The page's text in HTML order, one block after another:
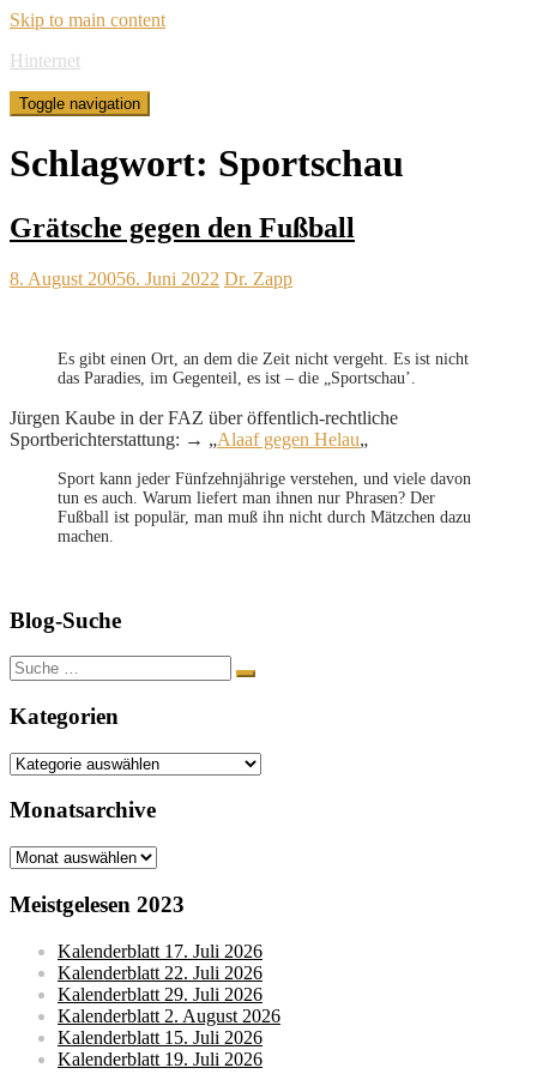
Skip to main content
Hinternet
Toggle navigation
Schlagwort: Sportschau
Grätsche gegen den Fußball
8. August 20056. Juni 2022 Dr. Zapp
Es gibt einen Ort, an dem die Zeit nicht vergeht. Es ist nicht
das Paradies, im Gegenteil, es ist – die „Sportschau’.
Jürgen Kaube in der FAZ über öffentlich-rechtliche
Sportberichterstattung: → „Alaaf gegen Helau„
Sport kann jeder Fünfzehnjährige verstehen, und viele davon
tun es auch. Warum liefert man ihnen nur Phrasen? Der
Fußball ist populär, man muß ihn nicht durch Mätzchen dazu
machen.
Blog-Suche
Suche
nach:
Kategorien
Kategorien
Monatsarchive
Monatsarchive
Meistgelesen 2023
Kalenderblatt 17. Juli 2026
Kalenderblatt 22. Juli 2026
Kalenderblatt 29. Juli 2026
Kalenderblatt 2. August 2026
Kalenderblatt 15. Juli 2026
Kalenderblatt 19. Juli 2026